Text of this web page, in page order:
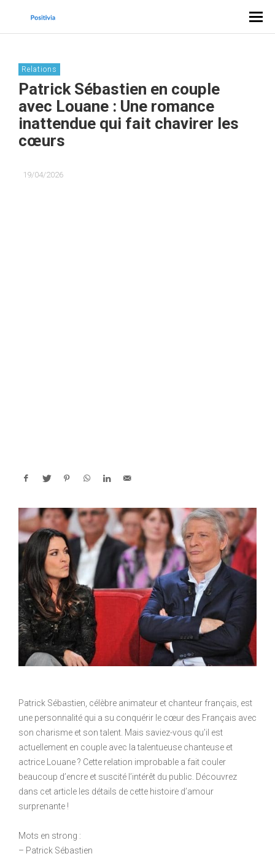
Relations
Patrick Sébastien en couple
avec Louane : Une romance
inattendue qui fait chavirer les
cœurs
19/04/2026
Patrick Sébastien, célèbre animateur et chanteur français, est
une personnalité qui a su conquérir le cœur des Français avec
son charisme et son talent. Mais saviez-vous qu’il est
actuellement en couple avec la talentueuse chanteuse et
actrice Louane ? Cette relation improbable a fait couler
beaucoup d’encre et suscité l’intérêt du public. Découvrez
dans cet article les détails de cette histoire d’amour
surprenante !
Mots en strong :
– Patrick Sébastien